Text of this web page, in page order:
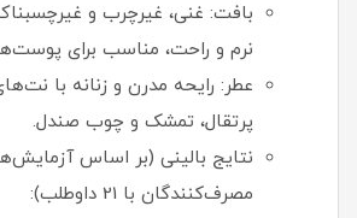
بافت: غنی، غیرچرب و
نرم و راحت، مناسب برای
عطر: رایحه مدرن و زنانه با
پرتقال، تمشک و چوب صندل.
نتایج بالینی (بر اساس
مصرف‌کنندگان با 21 داوطلب):